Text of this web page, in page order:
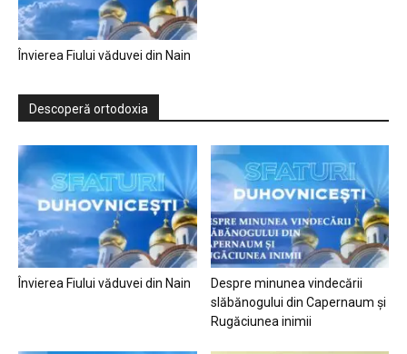
Învierea Fiului văduvei din Nain
Descoperă ortodoxia
Învierea Fiului văduvei din Nain
Despre minunea vindecării
slăbănogului din Capernaum și
Rugăciunea inimii